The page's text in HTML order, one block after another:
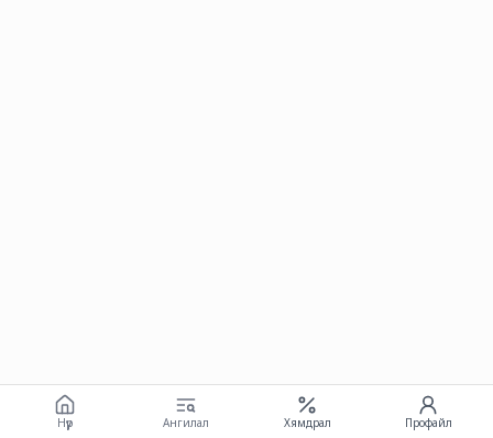
Нүүр Ангилал Хямдрал Профайл